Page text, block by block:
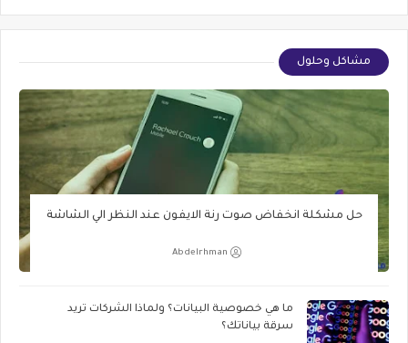
مشاكل وحلول
حل مشكلة انخفاض صوت رنة الايفون عند النظر الي الشاشة
Abdelrhman
ما هي خصوصية البيانات؟ ولماذا الشركات تريد
سرقة بياناتك؟